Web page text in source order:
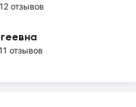
12 отзывов
11 отзывов